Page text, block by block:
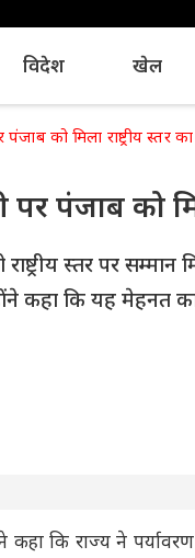
विदेश खेल
को मिला राष्ट्रीय स्तर
पंजाब को
स्तर पर सम्मान
कहा कि यह मेहनत
कि राज्य ने पर्यावरण